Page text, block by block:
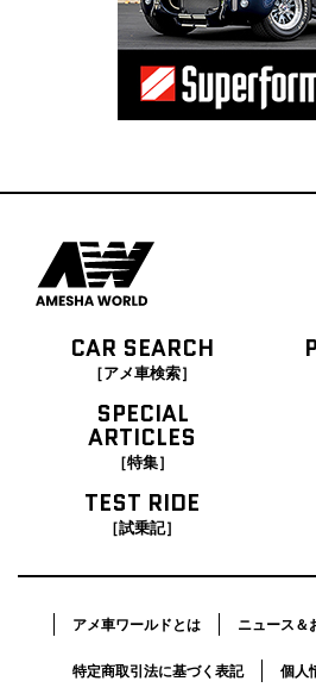
CAR SEARCH
［アメ車検索］
SPECIAL
ARTICLES
［特集］
TEST RIDE
［試乗記］
アメ車ワールドとは ニュース＆
特定商取引法に基づく表記 個人